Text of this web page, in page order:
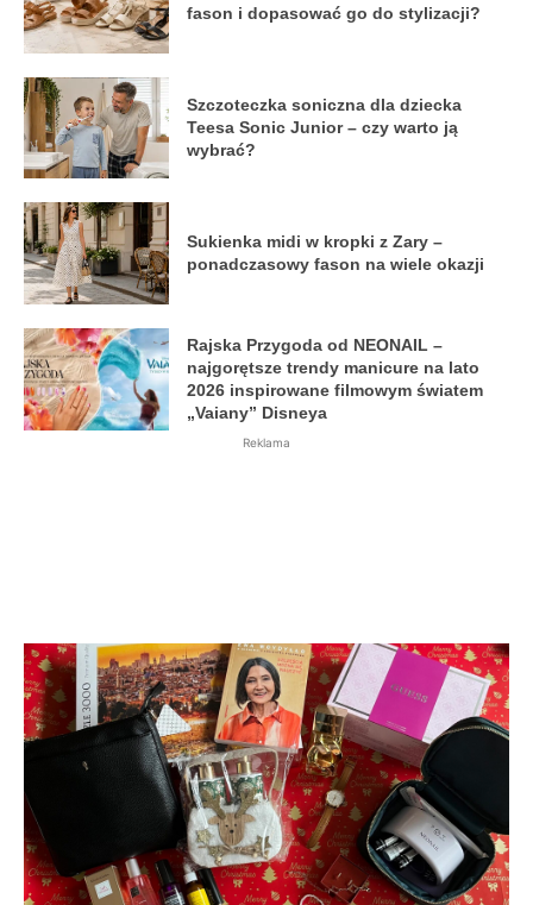
fason i dopasować go do stylizacji?
Szczoteczka soniczna dla dziecka
Teesa Sonic Junior – czy warto ją
wybrać?
Sukienka midi w kropki z Zary –
ponadczasowy fason na wiele okazji
Rajska Przygoda od NEONAIL –
najgorętsze trendy manicure na lato
2026 inspirowane filmowym światem
„Vaiany” Disneya
Reklama